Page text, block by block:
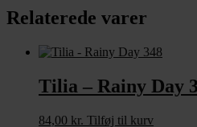
Relaterede varer
Tilia – Rainy Day
84,00 kr. Tilføj til kurv